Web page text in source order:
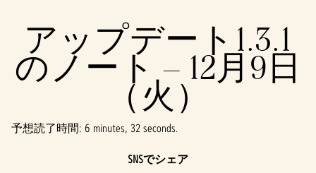
アップデート1.3.1
のノート – 12月9日
（火）
予想読了時間 6 minutes, 32 seconds
SNSでシェア